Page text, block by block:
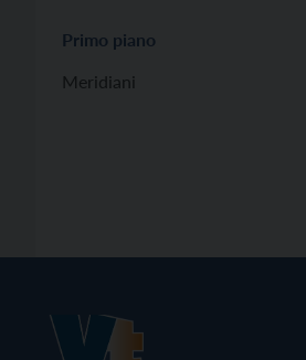
Primo piano
Meridiani